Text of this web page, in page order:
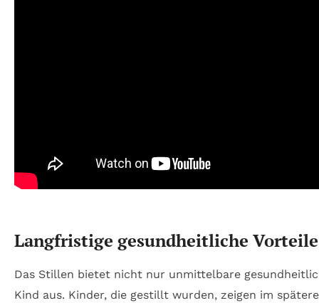
Langfristige gesundheitliche
Das Stillen bietet nicht nur unmittelbare
Kind aus. Kinder, die gestillt wurden, zeigen im